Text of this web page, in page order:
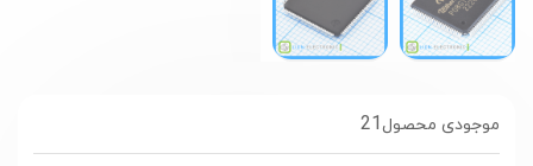
21 موجودی محصول